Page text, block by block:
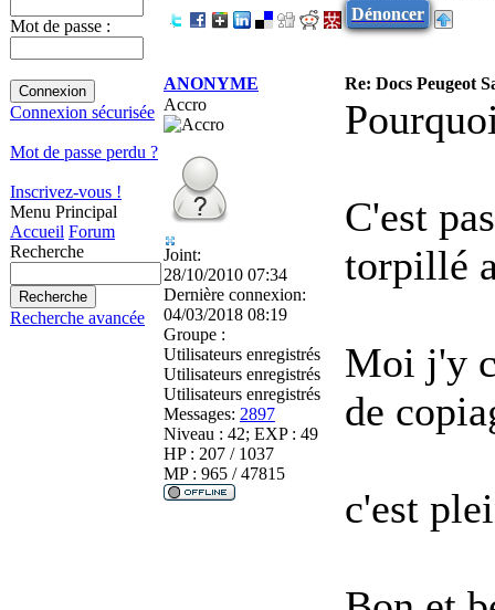
Mot de passe :
Connexion sécurisée
Mot de passe perdu ?
Inscrivez-vous !
Menu Principal
Accueil Forum
Recherche
Recherche avancée
Dénoncer
ANONYME
Re: Docs Peugeot
Accro
Joint:
28/10/2010 07:34
Dernière connexion:
04/03/2018 08:19
Groupe :
Utilisateurs enregistrés
Utilisateurs enregistrés
Utilisateurs enregistrés
Messages: 2897
Niveau : 42; EXP : 49
HP : 207 / 1037
MP : 965 / 47815
C'est
torpillé
Moi j'y
de
c'est